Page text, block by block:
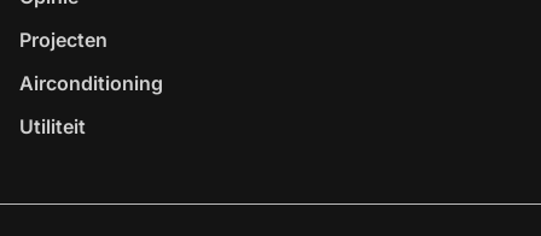
Projecten
Airconditioning
Utiliteit